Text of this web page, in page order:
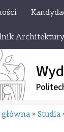
» Studia